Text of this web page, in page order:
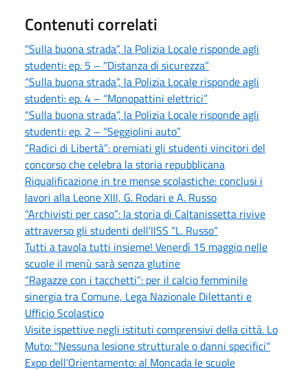
Contenuti correlati
“Sulla buona strada”, la Polizia Locale risponde agli
studenti: ep. 5 – “Distanza di sicurezza”
“Sulla buona strada”, la Polizia Locale risponde agli
studenti: ep. 4 – “Monopattini elettrici”
“Sulla buona strada”, la Polizia Locale risponde agli
studenti: ep. 2 – “Seggiolini auto”
“Radici di Libertà”: premiati gli studenti vincitori del
concorso che celebra la storia repubblicana
Riqualificazione in tre mense scolastiche: conclusi i
lavori alla Leone XIII, G. Rodari e A. Russo
“Archivisti per caso”: la storia di Caltanissetta rivive
attraverso gli studenti dell’IISS “L. Russo”
Tutti a tavola tutti insieme! Venerdì 15 maggio nelle
scuole il menù sarà senza glutine
“Ragazze con i tacchetti”: per il calcio femminile
sinergia tra Comune, Lega Nazionale Dilettanti e
Ufficio Scolastico
Visite ispettive negli istituti comprensivi della città. Lo
Muto: "Nessuna lesione strutturale o danni specifici"
Expo dell’Orientamento: al Moncada le scuole